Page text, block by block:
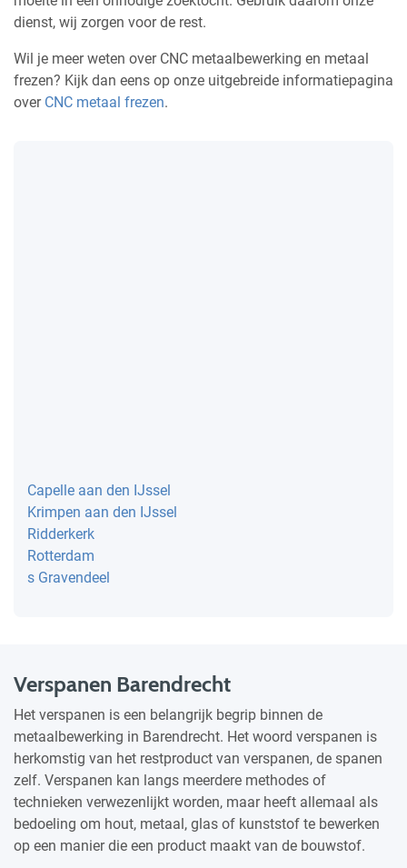
dienst, wij zorgen voor de rest.
Wil je meer weten over CNC metaalbewerking en metaal
frezen? Kijk dan eens op onze uitgebreide informatiepagina
over CNC metaal frezen.
Capelle aan den IJssel
Krimpen aan den IJssel
Ridderkerk
Rotterdam
s Gravendeel
Verspanen Barendrecht
Het verspanen is een belangrijk begrip binnen de
metaalbewerking in Barendrecht. Het woord verspanen is
herkomstig van het restproduct van verspanen, de spanen
zelf. Verspanen kan langs meerdere methodes of
technieken verwezenlijkt worden, maar heeft allemaal als
bedoeling om hout, metaal, glas of kunststof te bewerken
op een manier die een product maakt van de bouwstof.